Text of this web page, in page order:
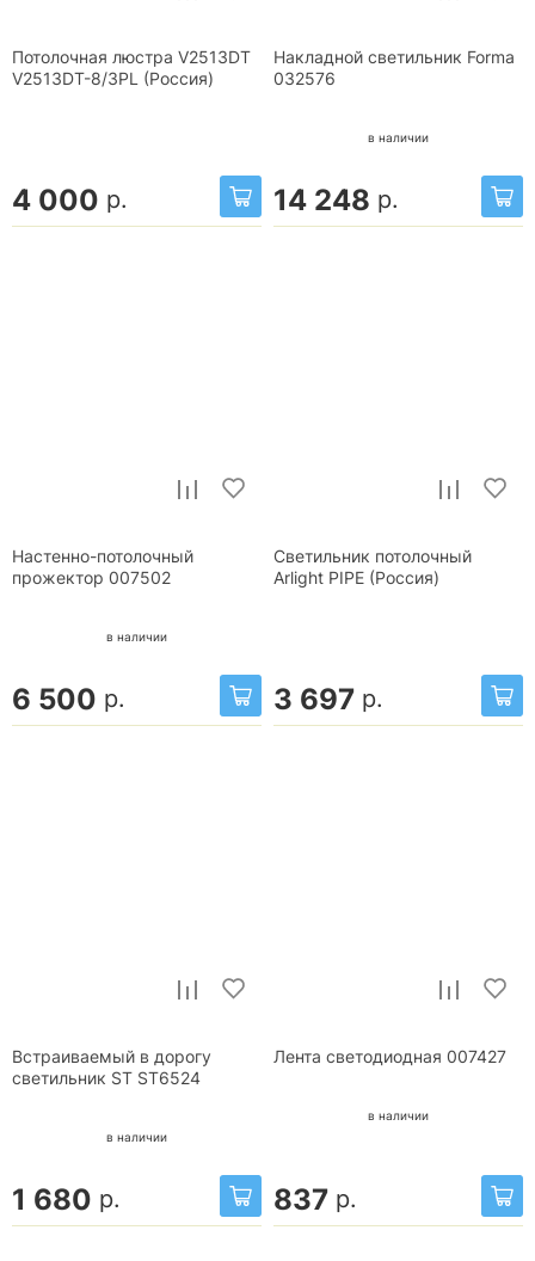
Потолочная люстра V2513DT
V2513DT-8/3PL (Россия)
4 000 р.
Накладной светильник Forma
032576
в наличии
14 248 р.
Настенно-потолочный
прожектор 007502
в наличии
6 500 р.
Светильник потолочный
Arlight PIPE (Россия)
3 697 р.
Встраиваемый в дорогу
светильник ST ST6524
в наличии
1 680 р.
Лента светодиодная 007427
в наличии
837 р.